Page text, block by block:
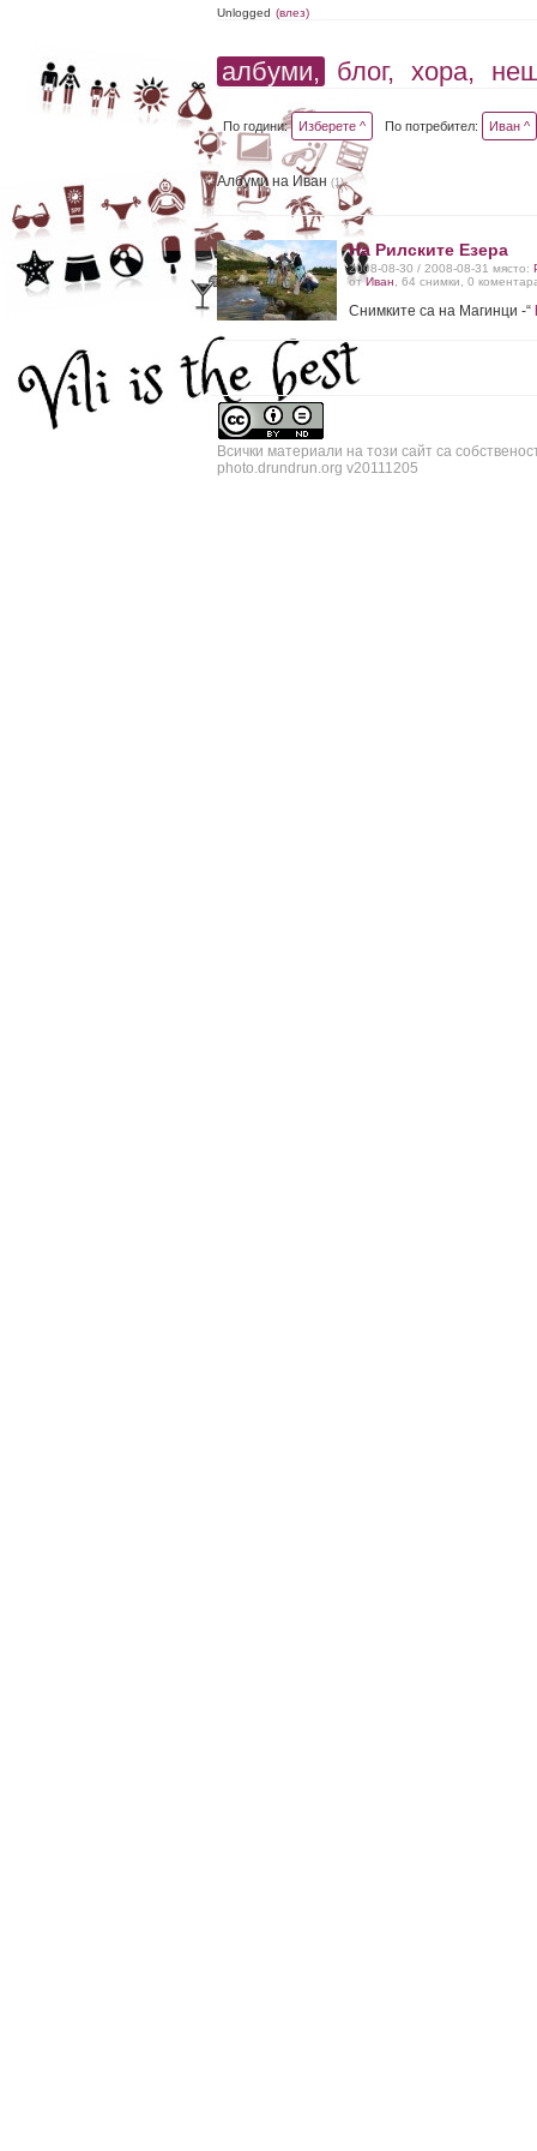
Unlogged (влез)
албуми, блог, хора,
По години: Изберете ^ По потребител: Иван ^
Албуми на Иван(1)
На Рилските Езера
2008-08-30 / 2008-08-31 място:
отИван , 64 снимки, 0
Снимките са на Магинци -“
Всички материали на този сайт са
photo.drundrun.org v20111205